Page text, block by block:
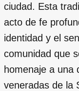
ciudad. Esta
acto de fe
identidad y el
comunidad que
homenaje a una
veneradas de la